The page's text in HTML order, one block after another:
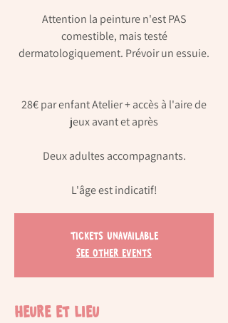
Attention la peinture n'est PAS
comestible, mais testé
dermatologiquement. Prévoir un essuie.
28€ par enfant Atelier + accès à l'aire de
jeux avant et après
Deux adultes accompagnants.
Tickets Unavailable
See other events
Heure et lieu